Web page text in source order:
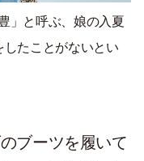
」と呼ぶ、娘の入夏
たことがないとい
ブーツを履いて